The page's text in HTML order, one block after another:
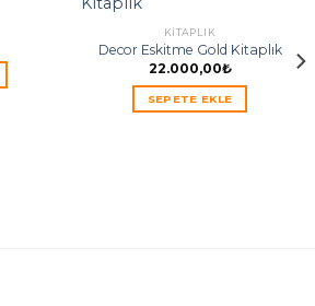
KITAPLIK
Decor Eskitme Gold Kitaplık
22.000,00₺
SEPETE EKLE